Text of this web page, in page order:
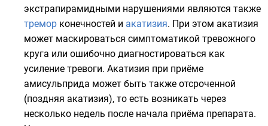
экстрапирамидными нарушениями являются также
тремор конечностей и акатизия. При этом акатизия
может маскироваться симптоматикой тревожного
круга или ошибочно диагностироваться как
усиление тревоги. Акатизия при приёме
амисульприда может быть также отсроченной
(поздняя акатизия), то есть возникать через
несколько недель после начала приёма препарата.